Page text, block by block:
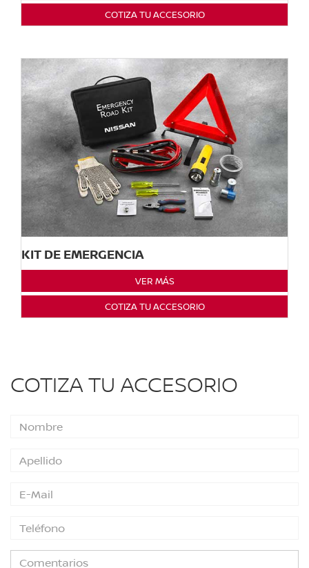
COTIZA TU ACCESORIO
KIT DE EMERGENCIA
VER MÁS
COTIZA TU ACCESORIO
COTIZA TU ACCESORIO